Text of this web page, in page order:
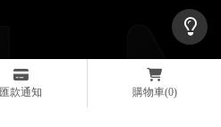
匯款通知 購物車(0)